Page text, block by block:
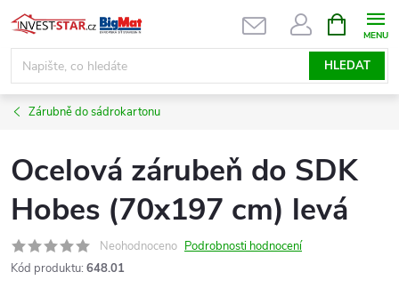
Přejít
na
obsah
HLEDAT
NÁKUPNÍ
KOŠÍK
Zárubně do sádrokartonu
Ocelová zárubeň do SDK
Hobes (70x197 cm) levá
Neohodnoceno Podrobnosti hodnocení
Kód produktu: 648.01